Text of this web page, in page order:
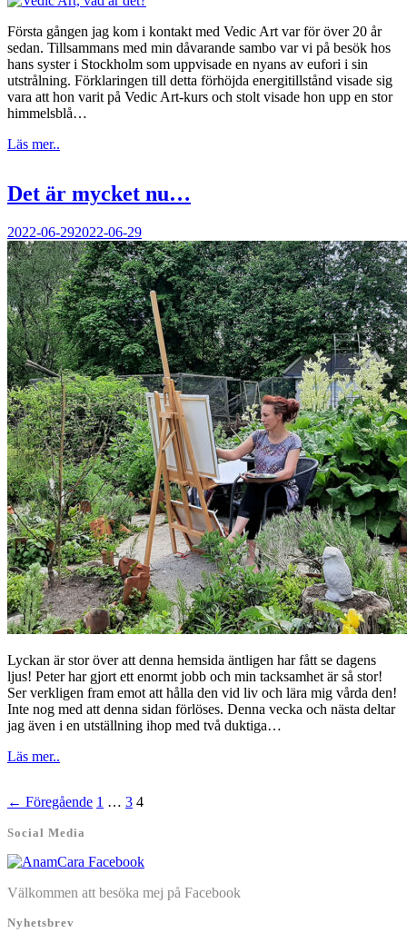
Första gången jag kom i kontakt med Vedic Art var för över 20 år
sedan. Tillsammans med min dåvarande sambo var vi på besök hos
hans syster i Stockholm som uppvisade en nyans av eufori i sin
utstrålning. Förklaringen till detta förhöjda energitillstånd visade sig
vara att hon varit på Vedic Art-kurs och stolt visade hon upp en stor
himmelsblå…
Läs mer..
Det är mycket nu…
2022-06-292022-06-29
Lyckan är stor över att denna hemsida äntligen har fått se dagens
ljus! Peter har gjort ett enormt jobb och min tacksamhet är så stor!
Ser verkligen fram emot att hålla den vid liv och lära mig vårda den!
Inte nog med att denna sidan förlöses. Denna vecka och nästa deltar
jag även i en utställning ihop med två duktiga…
Läs mer..
← Föregående 1 … 3 4
Social Media
Välkommen att besöka mej på Facebook
Nyhetsbrev